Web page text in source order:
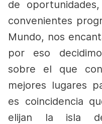
de
convenientes
Mundo, nos
por eso
sobre el que
mejores lugares
es coincidencia
elijan la isla